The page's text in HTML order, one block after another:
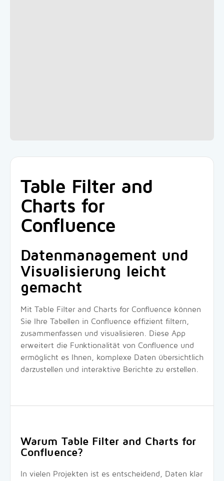
Table Filter and
Charts for
Confluence
Datenmanagement und
Visualisierung leicht
gemacht
Mit Table Filter and Charts for Confluence können
Sie Ihre Tabellen in Confluence effizient filtern,
zusammenfassen und visualisieren. Diese App
erweitert die Funktionalität von Confluence und
ermöglicht es Ihnen, komplexe Daten übersichtlich
darzustellen und interaktive Berichte zu erstellen.
Warum Table Filter and Charts for
Confluence?
In vielen Projekten ist es entscheidend, Daten klar